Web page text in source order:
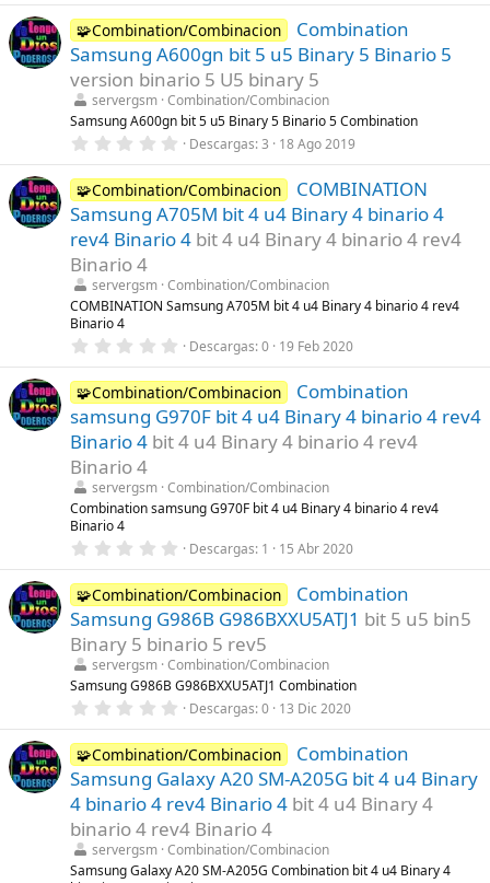
0
0
e
s
t
r
e
l
a
(
s
)
🧩Combination/Combinacion
Combination
Samsung A600gn bit 5 u5 Binary 5 Binario 5
version binario 5 U5 binary 5
servergsm Combination/Combinacion
Samsung A600gn bit 5 u5 Binary 5 Binario 5 Combination
0
0
0
e
s
t
r
l
l
a
s
Descargas 3 18 Ago 2019
🧩Combination/Combinacion
COMBINATION
Samsung A705M bit 4 u4 Binary 4 binario 4
rev4 Binario 4 bit 4 u4 Binary 4 binario 4 rev4
Binario 4
servergsm Combination/Combinacion
COMBINATION Samsung A705M bit 4 u4 Binary 4 binario 4 rev4
Binario 4
0
0
0
e
s
t
r
l
l
a
s
Descargas 0 19 Feb 2020
🧩Combination/Combinacion
Combination
samsung G970F bit 4 u4 Binary 4 binario 4 rev4
Binario 4 bit 4 u4 Binary 4 binario 4 rev4
Binario 4
servergsm Combination/Combinacion
Combination samsung G970F bit 4 u4 Binary 4 binario 4 rev4
Binario 4
0
0
0
e
s
t
r
e
l
a
(
s
)
Descargas 1 15 Abr 2020
🧩Combination/Combinacion
Combination
Samsung G986B G986BXXU5ATJ1 bit 5 u5 bin5
Binary 5 binario 5 rev5
servergsm Combination/Combinacion
Samsung G986B G986BXXU5ATJ1 Combination
0
0
0
e
s
t
r
e
l
l
a
Descargas 0 13 Dic 2020
🧩Combination/Combinacion
Combination
Samsung Galaxy A20 SM-A205G bit 4 u4 Binary
4 binario 4 rev4 Binario 4 bit 4 u4 Binary 4
binario 4 rev4 Binario 4
servergsm Combination/Combinacion
Samsung Galaxy A20 SM-A205G Combination bit 4 u4 Binary 4